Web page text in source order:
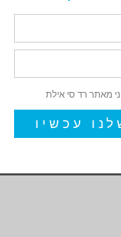
מאתר רד סי אילת
עכשיו